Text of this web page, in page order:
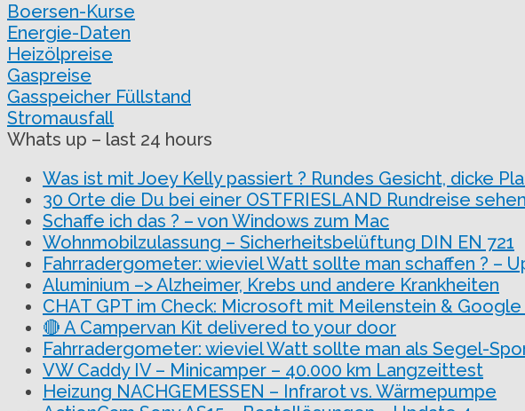
Boersen-Kurse
Energie-Daten
Heizölpreise
Gaspreise
Gasspeicher Füllstand
Stromausfall
Whats up – last 24 hours
Was ist mit Joey Kelly passiert ? Rundes Gesicht, dicke
30 Orte die Du bei einer OSTFRIESLAND Rundreise
Schaffe ich das ? – von Windows zum Mac
Wohnmobilzulassung – Sicherheitsbelüftung DIN EN 721
Fahrradergometer: wieviel Watt sollte man schaffen ? –
Aluminium –> Alzheimer, Krebs und andere Krankheiten
CHAT GPT im Check: Microsoft mit Meilenstein & Google
🔴 A Campervan Kit delivered to your door
Fahrradergometer: wieviel Watt sollte man als Segel-
VW Caddy IV – Minicamper – 40.000 km Langzeittest
Heizung NACHGEMESSEN – Infrarot vs. Wärmepumpe